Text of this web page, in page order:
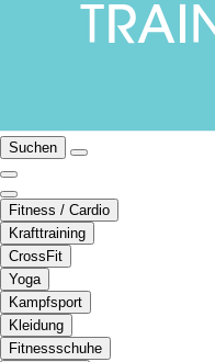
Suchen
Fitness / Cardio
Krafttraining
CrossFit
Yoga
Kampfsport
Kleidung
Fitnessschuhe